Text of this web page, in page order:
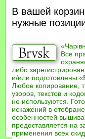
В вашей
нужные
Все
либо
и/или подготовлены
Любое копирование,
узоров, текстов и
не используются.
искажений в
особенностей
предоставляется на
применения всех